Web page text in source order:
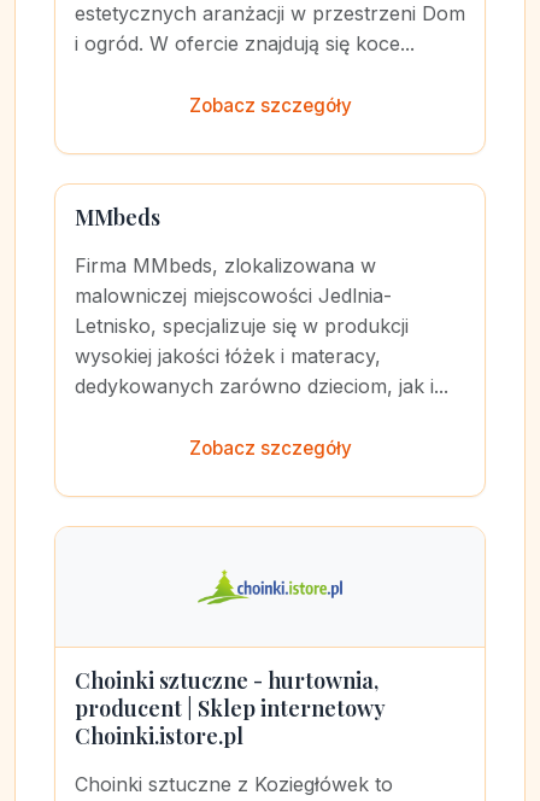
estetycznych aranżacji w przestrzeni Dom
i ogród. W ofercie znajdują się koce...
Zobacz szczegóły
MMbeds
Firma MMbeds, zlokalizowana w
malowniczej miejscowości Jedlnia-
Letnisko, specjalizuje się w produkcji
wysokiej jakości łóżek i materacy,
dedykowanych zarówno dzieciom, jak i...
Zobacz szczegóły
Choinki sztuczne - hurtownia,
producent | Sklep internetowy
Choinki.istore.pl
Choinki sztuczne z Koziegłówek to